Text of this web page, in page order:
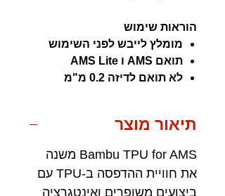
הוראות שימוש
מומלץ לייבש לפני השימוש
תואם AMS ו AMS Lite
לא תואם לדיזה 0.2 מ"מ
תיאור מוצר
Bambu TPU for AMS משנה
את חוויית ההדפסה ב-TPU עם
ביצועים משופרים ואינטגרציה